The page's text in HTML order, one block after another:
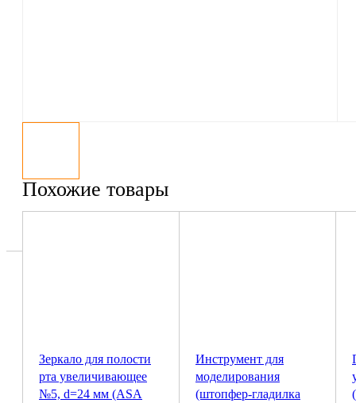
Похожие товары
Зеркало для полости
рта увеличивающее
№5, d=24 мм (ASA
Инструмент для
моделирования
(штопфер-гладилка